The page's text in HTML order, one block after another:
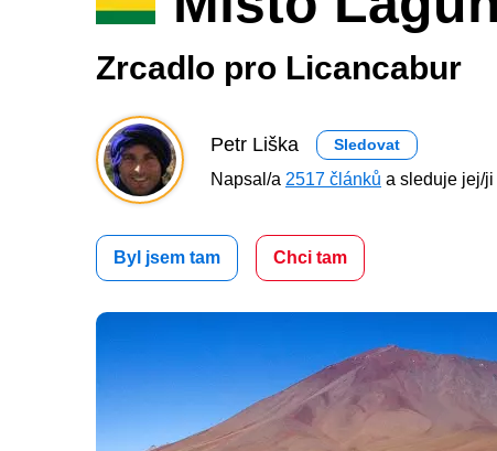
Zrcadlo pro Licancabur
Petr Liška Sledovat
Napsal/a 2517 článků a sleduje jej/
Byl jsem tam Chci tam